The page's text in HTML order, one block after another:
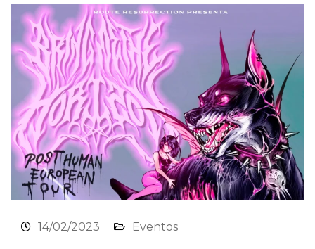
14/02/2023 Eventos